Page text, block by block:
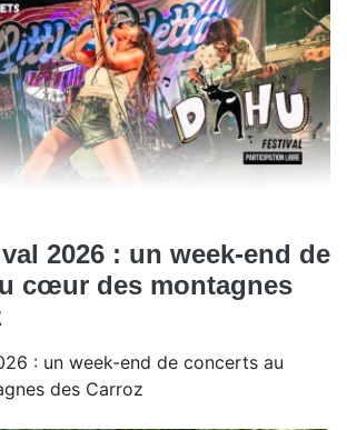
2026 : un week-end de
cœur des montagnes
: un week-end de concerts au
des Carroz